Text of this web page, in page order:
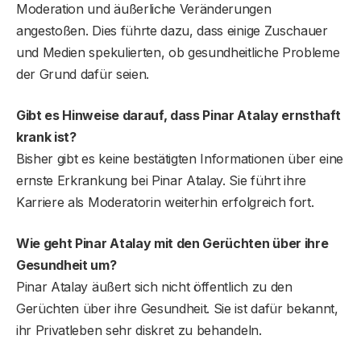
Moderation und äußerliche Veränderungen
angestoßen. Dies führte dazu, dass einige Zuschauer
und Medien spekulierten, ob gesundheitliche Probleme
der Grund dafür seien.
Gibt es Hinweise darauf, dass Pinar Atalay ernsthaft
krank ist?
Bisher gibt es keine bestätigten Informationen über eine
ernste Erkrankung bei Pinar Atalay. Sie führt ihre
Karriere als Moderatorin weiterhin erfolgreich fort.
Wie geht Pinar Atalay mit den Gerüchten über ihre
Gesundheit um?
Pinar Atalay äußert sich nicht öffentlich zu den
Gerüchten über ihre Gesundheit. Sie ist dafür bekannt,
ihr Privatleben sehr diskret zu behandeln.